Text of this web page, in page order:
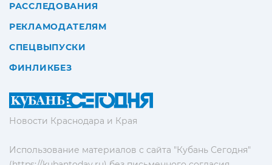
Новости Краснодара и Края
Использование материалов с сайта "Кубань Сегодня"
РАССЛЕДОВАНИЯ
РЕКЛАМОДАТЕЛЯМ
СПЕЦВЫПУСКИ
ФИНЛИКБЕЗ